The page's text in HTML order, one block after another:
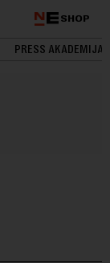
SHOP
PRESS AKADEMIJA